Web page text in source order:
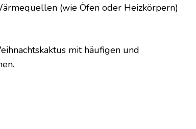
(wie Öfen oder Heizkörpern)
mit häufigen und